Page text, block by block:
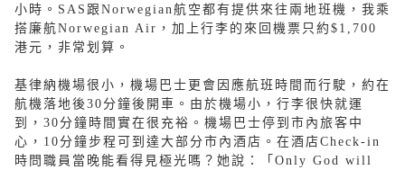
小時。SAS跟Norwegian航空都有提供來往兩地班機，我乘
搭廉航Norwegian Air，加上行李的來回機票只約$1,700
港元，非常划算。
基律納機場很小，機場巴士更會因應航班時間而行駛，約在
航機落地後30分鐘後開車。由於機場小，行李很快就運
到，30分鐘時間實在很充裕。機場巴士停到市內旅客中
心，10分鐘步程可到達大部分市內酒店。在酒店Check-in
時問職員當晚能看得見極光嗎？她說：「Only God will